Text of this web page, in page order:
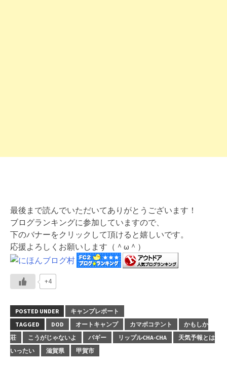
最後まで読んでいただいてありがとうございます！
ブログランキングに参加していますので、
下のバナーをクリックして頂けると嬉しいです。
応援よろしくお願いします（＾ω＾）
+4
POSTED UNDER
キャンプレポート
TAGGED
DOD オートキャンプ カマボコテント
かもしか
荘
こうがじゃないよ バギー リップルCHA-CHA
天気予報とは
いったい
滋賀県 甲賀市